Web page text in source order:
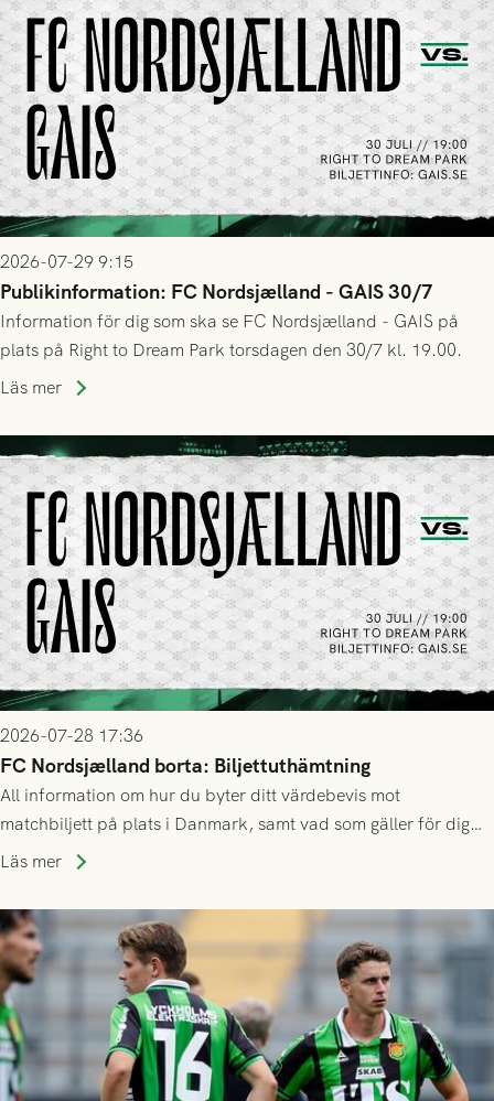
2026-07-29 9:15
Publikinformation: FC Nordsjælland - GAIS 30/7
Information för dig som ska se FC Nordsjælland - GAIS på
plats på Right to Dream Park torsdagen den 30/7 kl. 19.00.
Läs mer
2026-07-28 17:36
FC Nordsjælland borta: Biljettuthämtning
All information om hur du byter ditt värdebevis mot
matchbiljett på plats i Danmark, samt vad som gäller för dig
som står på reservlista eller fått förhinder.
Läs mer